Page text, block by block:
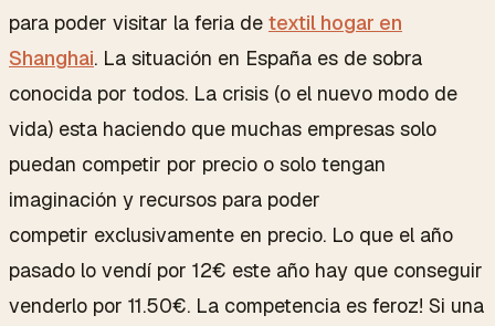
para poder visitar la feria de textil hogar en
Shanghai. La situación en España es de sobra
conocida por todos. La crisis (o el nuevo modo de
vida) esta haciendo que muchas empresas solo
puedan competir por precio o solo tengan
imaginación y recursos para poder
competir exclusivamente en precio. Lo que el año
pasado lo vendí por 12€ este año hay que conseguir
venderlo por 11.50€. La competencia es feroz! Si una